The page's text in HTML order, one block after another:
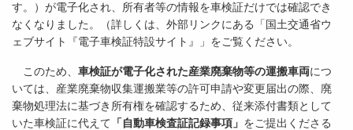
す。）が電子化され、所有者等の情報を車検証だけでは確認でき
なくなりました。（詳しくは、外部リンクにある「国土交通省ウ
ェブサイト『電子車検証特設サイト』」をご覧ください。
このため、 車検証が電子化された産業廃棄物等の運搬車両につ
いては、産業廃棄物収集運搬業等の許可申請や変更届出の際、廃
棄物処理法に基づき所有権を確認するため、従来添付書類として
いた車検証に代えて 「自動車検査証記録事項」 をご提出くださる